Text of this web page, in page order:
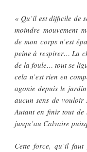
« Qu’il est difficile de
moindre mouvement
de mon corps n’est
peine à respirer… La
de la foule… tout se
cela n’est rien en
agonie depuis le
aucun sens de
Autant en finir tout
jusqu’au Calvaire
Cette force, qu’il